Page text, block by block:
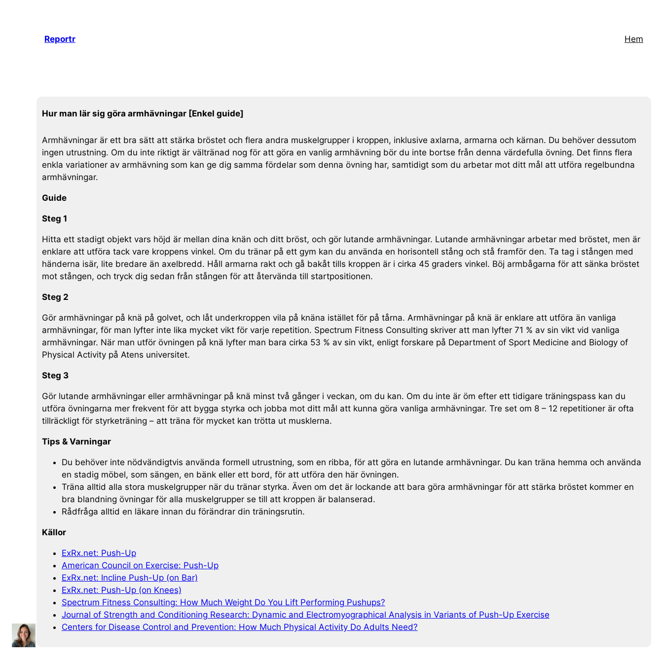
Reportr Hem
Hur man lär sig göra armhävningar [Enkel guide]
Armhävningar är ett bra sätt att stärka bröstet och flera andra muskelgrupper i kroppen, inklusive axlarna, armarna och kärnan. Du behöver dessutom
ingen utrustning. Om du inte riktigt är vältränad nog för att göra en vanlig armhävning bör du inte bortse från denna värdefulla övning. Det finns flera
enkla variationer av armhävning som kan ge dig samma fördelar som denna övning har, samtidigt som du arbetar mot ditt mål att utföra regelbundna
armhävningar.
Guide
Steg 1
Hitta ett stadigt objekt vars höjd är mellan dina knän och ditt bröst, och gör lutande armhävningar. Lutande armhävningar arbetar med bröstet, men är
enklare att utföra tack vare kroppens vinkel. Om du tränar på ett gym kan du använda en horisontell stång och stå framför den. Ta tag i stången med
händerna isär, lite bredare än axelbredd. Håll armarna rakt och gå bakåt tills kroppen är i cirka 45 graders vinkel. Böj armbågarna för att sänka bröstet
mot stången, och tryck dig sedan från stången för att återvända till startpositionen.
Steg 2
Gör armhävningar på knä på golvet, och låt underkroppen vila på knäna istället för på tårna. Armhävningar på knä är enklare att utföra än vanliga
armhävningar, för man lyfter inte lika mycket vikt för varje repetition. Spectrum Fitness Consulting skriver att man lyfter 71 % av sin vikt vid vanliga
armhävningar. När man utför övningen på knä lyfter man bara cirka 53 % av sin vikt, enligt forskare på Department of Sport Medicine and Biology of
Physical Activity på Atens universitet.
Steg 3
Gör lutande armhävningar eller armhävningar på knä minst två gånger i veckan, om du kan. Om du inte är öm efter ett tidigare träningspass kan du
utföra övningarna mer frekvent för att bygga styrka och jobba mot ditt mål att kunna göra vanliga armhävningar. Tre set om 8 – 12 repetitioner är ofta
tillräckligt för styrketräning – att träna för mycket kan trötta ut musklerna.
Tips & Varningar
Du behöver inte nödvändigtvis använda formell utrustning, som en ribba, för att göra en lutande armhävningar. Du kan träna hemma och använda
en stadig möbel, som sängen, en bänk eller ett bord, för att utföra den här övningen.
Träna alltid alla stora muskelgrupper när du tränar styrka. Även om det är lockande att bara göra armhävningar för att stärka bröstet kommer en
bra blandning övningar för alla muskelgrupper se till att kroppen är balanserad.
Rådfråga alltid en läkare innan du förändrar din träningsrutin.
Källor
ExRx.net: Push-Up
American Council on Exercise: Push-Up
ExRx.net: Incline Push-Up (on Bar)
ExRx.net: Push-Up (on Knees)
Spectrum Fitness Consulting: How Much Weight Do You Lift Performing Pushups?
Journal of Strength and Conditioning Research: Dynamic and Electromyographical Analysis in Variants of Push-Up Exercise
Centers for Disease Control and Prevention: How Much Physical Activity Do Adults Need?